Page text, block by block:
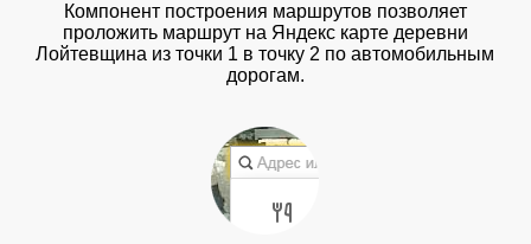
Компонент построения маршрутов позволяет
проложить маршрут на Яндекс карте деревни
Лойтевщина из точки 1 в точку 2 по автомобильным
дорогам.